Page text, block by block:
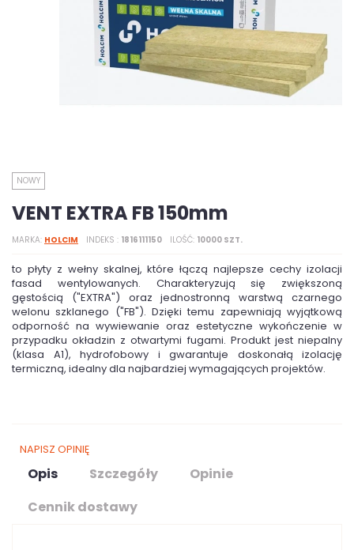
NOWY
VENT EXTRA FB 150mm
MARKA HOLCIM INDEKS 1816111150 ILOŚĆ 10000 SZT.
to płyty z wełny skalnej, które łączą najlepsze cechy izolacji
fasad wentylowanych. Charakteryzują się zwiększoną
gęstością ("EXTRA") oraz jednostronną warstwą czarnego
welonu szklanego ("FB"). Dzięki temu zapewniają wyjątkową
odporność na wywiewanie oraz estetyczne wykończenie w
przypadku okładzin z otwartymi fugami. Produkt jest niepalny
(klasa A1), hydrofobowy i gwarantuje doskonałą izolację
termiczną, idealny dla najbardziej wymagających projektów.
NAPISZ OPINIĘ
Opis Szczegóły
Opinie
Cennik dostawy